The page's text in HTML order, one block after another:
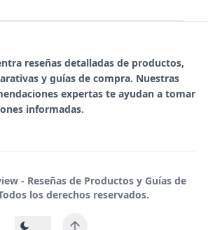
reseñas detalladas de productos,
y guías de compra. Nuestras
expertas te ayudan a tomar
informadas.
- Reseñas de Productos y Guías de
los derechos reservados.